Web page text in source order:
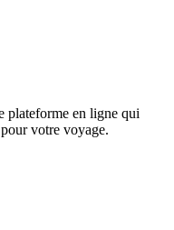
plateforme en ligne qui
votre voyage.